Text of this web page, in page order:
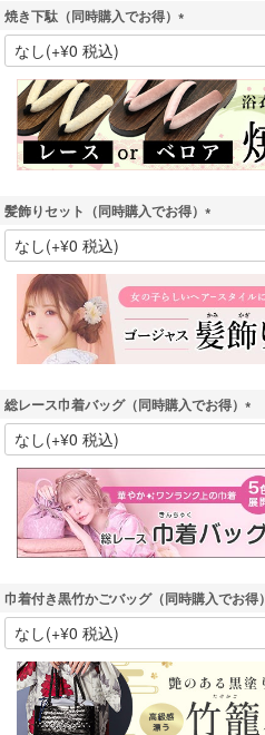
焼き下駄（同時購入でお得）
(
必
須
)
髪飾りセット（同時購入でお得）
(
必
)
総レース巾着バッグ（同時購入でお得）
(
必
須
)
巾着付き黒竹かごバッグ（同時購入でお得）